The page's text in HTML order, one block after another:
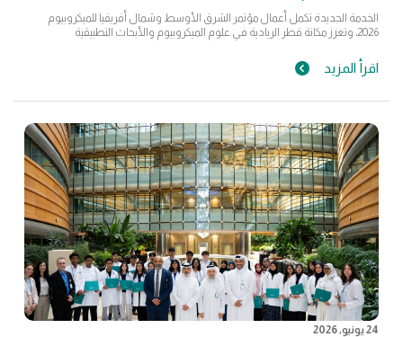
الخدمة الجديدة تكمل أعمال مؤتمر الشرق الأوسط وشمال أفريقيا للميكروبيوم
2026، وتعزز مكانة قطر الريادية في علوم الميكروبيوم والأبحاث التطبيقية
اقرأ المزيد
24 يونيو, 2026